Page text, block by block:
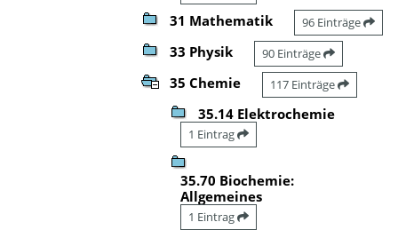
31 Mathematik 96 Einträge
33 Physik 90 Einträge
35 Chemie 117 Einträge
35.14 Elektrochemie
1 Eintrag
35.70 Biochemie:
Allgemeines
1 Eintrag